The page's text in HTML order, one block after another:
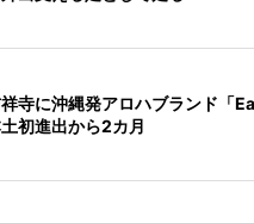
寺に沖縄発アロハブランド「
初進出から2カ月